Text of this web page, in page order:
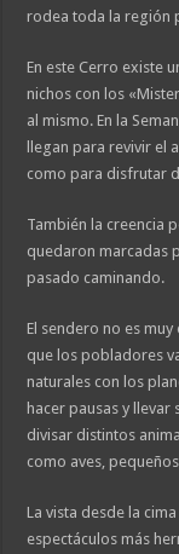
rodea toda la región
En este Cerro existe
nichos con los
al mismo. En la
llegan para revivir el
como para disfrutar
También la creencia
quedaron marcadas
pasado caminando.
El sendero no es
que los pobladores
naturales con los
hacer pausas y
divisar distintos
como aves,
La vista desde la
espectáculos más